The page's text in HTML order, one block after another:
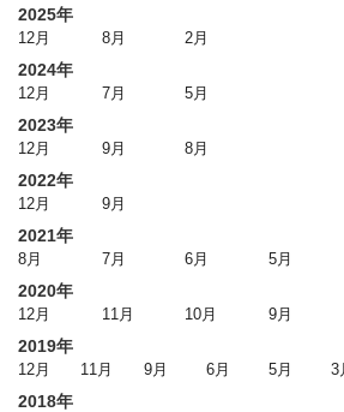
2025年
12月 8月 2月
2024年
12月 7月 5月
2023年
12月 9月 8月
2022年
12月 9月
2021年
8月 7月 6月 5月
2020年
12月 11月 10月 9月
2019年
12月 11月 9月 6月 5月 3
2018年